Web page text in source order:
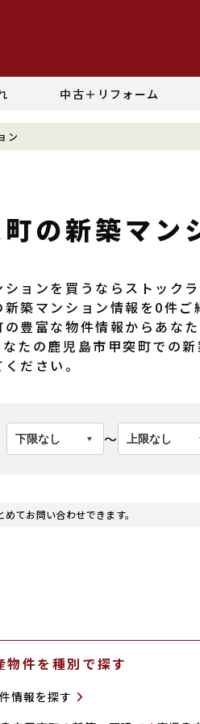
中古＋リフォーム
ン
の新築マン
ョンを買うならストック
築マンション情報を0件
豊富な物件情報からあな
たの鹿児島市甲突町での
ださい。
〜
てお問い合わせできます。
物件を種別で探す
情報を探す